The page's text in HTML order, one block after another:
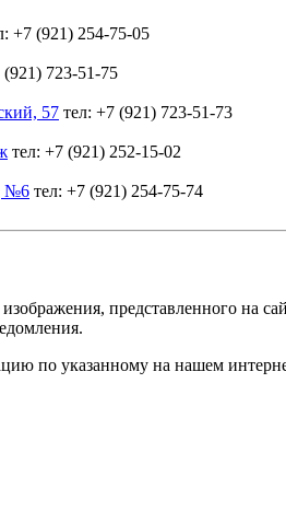
+7 (921) 254-75-05
(921) 723-51-75
57 тел: +7 (921) 723-51-73
тел: +7 (921) 252-15-02
№6 тел: +7 (921) 254-75-74
представленного на
по указанному на нашем